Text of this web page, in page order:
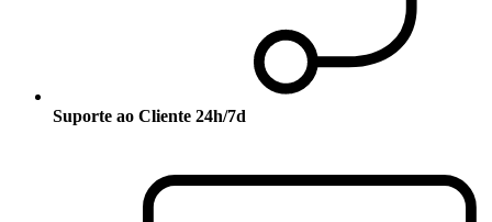
Suporte ao Cliente 24h/7d